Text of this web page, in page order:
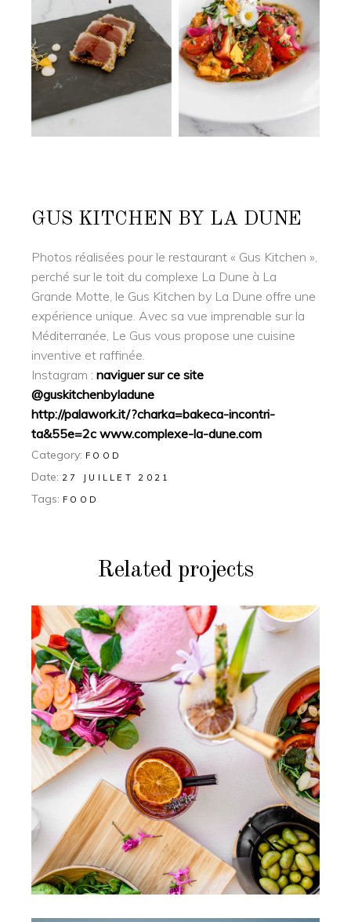
GUS KITCHEN BY LA DUNE
Photos réalisées pour le restaurant « Gus Kitchen »,
perché sur le toit du complexe La Dune à La
Grande Motte, le Gus Kitchen by La Dune offre une
expérience unique. Avec sa vue imprenable sur la
Méditerranée, Le Gus vous propose une cuisine
inventive et raffinée.
Instagram : naviguer sur ce site
@guskitchenbyladune
http://palawork.it/?charka=bakeca-incontri-
ta&55e=2c www.complexe-la-dune.com
Category: FOOD
Date: 27 JUILLET 2021
Tags: FOOD
Related projects
FOOD
CHÂTEAU CAPITOUL